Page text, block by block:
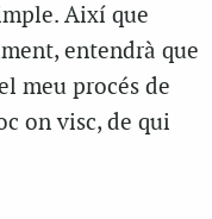
Així que
entendrà que
meu procés de
on visc, de qui